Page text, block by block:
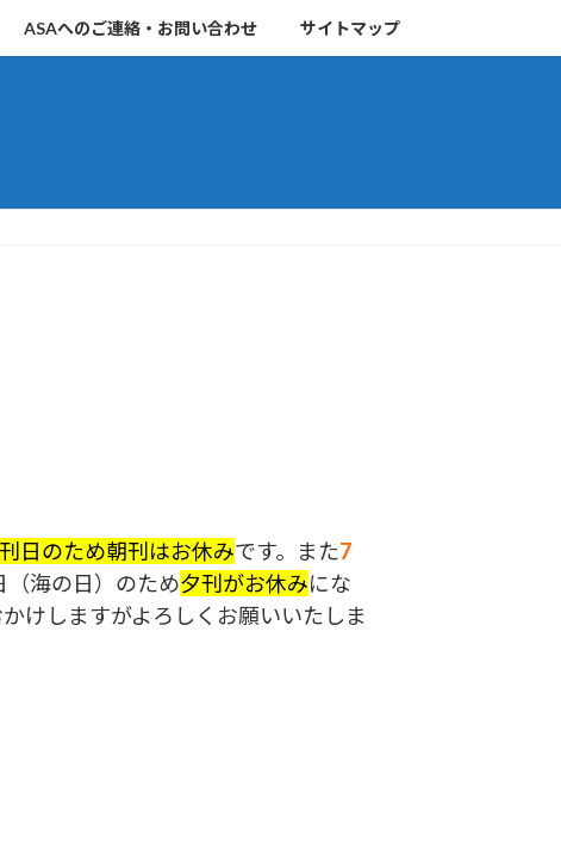
ASAへのご連絡・お問い合わせ サイトマップ
日のため朝刊はお休みです。また7
（海の日）のため夕刊がお休みにな
けしますがよろしくお願いいたしま